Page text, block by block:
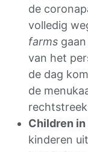
de
volledig
farms
van het
de dag
de
Children
kinderen